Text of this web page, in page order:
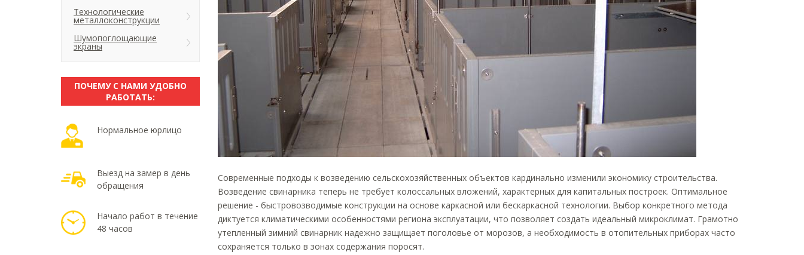
Современные подходы к возведению сельскохозяйственных объектов кардинально изменили экономику строительства.
Возведение свинарника теперь не требует колоссальных вложений, характерных для капитальных построек. Оптимальное
решение - быстровозводимые конструкции на основе каркасной или бескаркасной технологии. Выбор конкретного метода
диктуется климатическими особенностями региона эксплуатации, что позволяет создать идеальный микроклимат. Грамотно
утепленный зимний свинарник надежно защищает поголовье от морозов, а необходимость в отопительных приборах часто
сохраняется только в зонах содержания поросят.
Технологические
металлоконструкции
Шумопоглощающие
экраны
ПОЧЕМУ С НАМИ УДОБНО
РАБОТАТЬ:
Нормальное юрлицо
Выезд на замер в день
обращения
Начало работ в течение
48 часов